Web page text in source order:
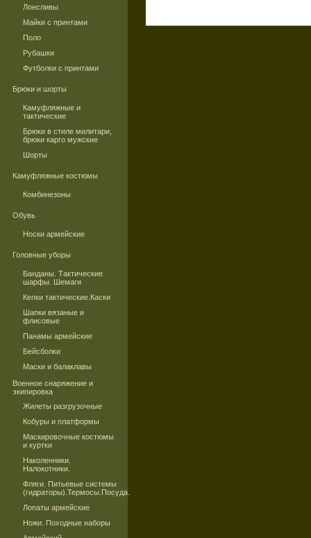
Лонсливы
Майки с принтами
Поло
Рубашки
Футболки с принтами
Брюки и шорты
Камуфляжные и
тактические
Брюки в стиле милитари,
брюки карго мужские
Шорты
Камуфляжные костюмы
Комбинезоны
Обувь
Носки армейские
Головные уборы
Банданы. Тактические
шарфы. Шемаги
Кепки тактические.Каски
Шапки вязаные и
флисовые
Панамы армейские
Бейсболки
Маски и балаклавы
Военное снаряжение и
экипировка
Жилеты разгрузочные
Кобуры и платформы
Маскировочные костюмы
и куртки
Наколенники.
Налокотники.
Фляги. Питьевые системы
(гидраторы).Термосы.Посуда.
Лопаты армейские
Ножи. Походные наборы